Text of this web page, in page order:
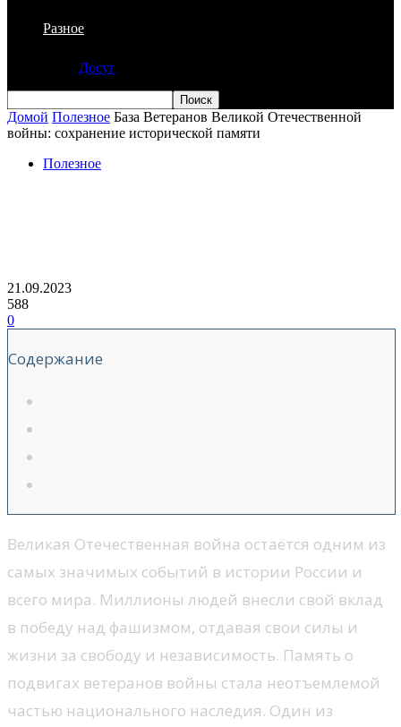
Разное
Досуг
Домой Полезное База Ветеранов Великой Отечественной
войны: сохранение исторической памяти
Полезное
21.09.2023
588
0
Содержание
Великая Отечественная война остаётся одним из
самых значимых событий в истории России и
всего мира. Миллионы людей внесли свой вклад
в победу над фашизмом, отдавая свои силы и
жизни за свободу и независимость. Память о
подвигах ветеранов войны стала неотъемлемой
частью национального наследия. Один из